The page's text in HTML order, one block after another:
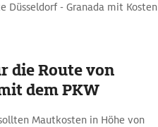
Düsseldorf - Granada mit Kosten
die Route von
dem PKW
Mautkosten in Höhe von